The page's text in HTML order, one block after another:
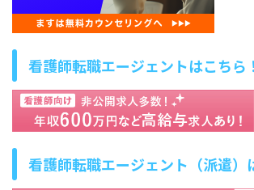
看護師転職エージェントはこちら！
看護師転職エージェント（派遣）